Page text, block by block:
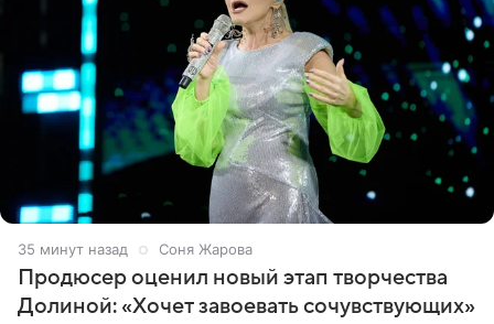
35 минут назад Соня Жарова
Продюсер оценил новый этап творчества
Долиной: «Хочет завоевать сочувствующих»